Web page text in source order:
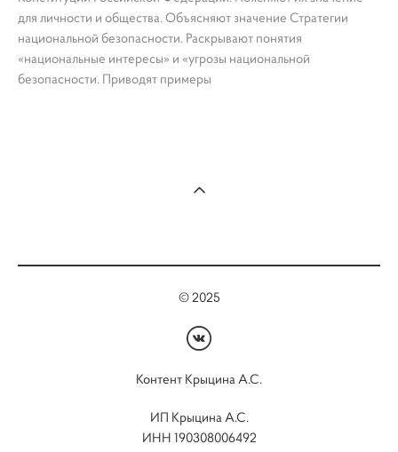
для личности и общества. Объясняют значение Стратегии
национальной безопасности. Раскрывают понятия
«национальные интересы» и «угрозы национальной
безопасности. Приводят примеры
© 2025
Контент Крыцина А.С.
ИП Крыцина А.С.
ИНН 190308006492